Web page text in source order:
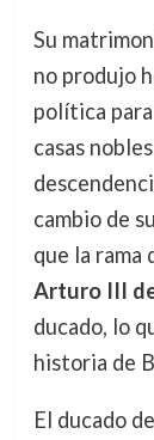
Su
no produjo
política
casas
cambio de
que la
Arturo III
ducado, lo
historia de
El ducado